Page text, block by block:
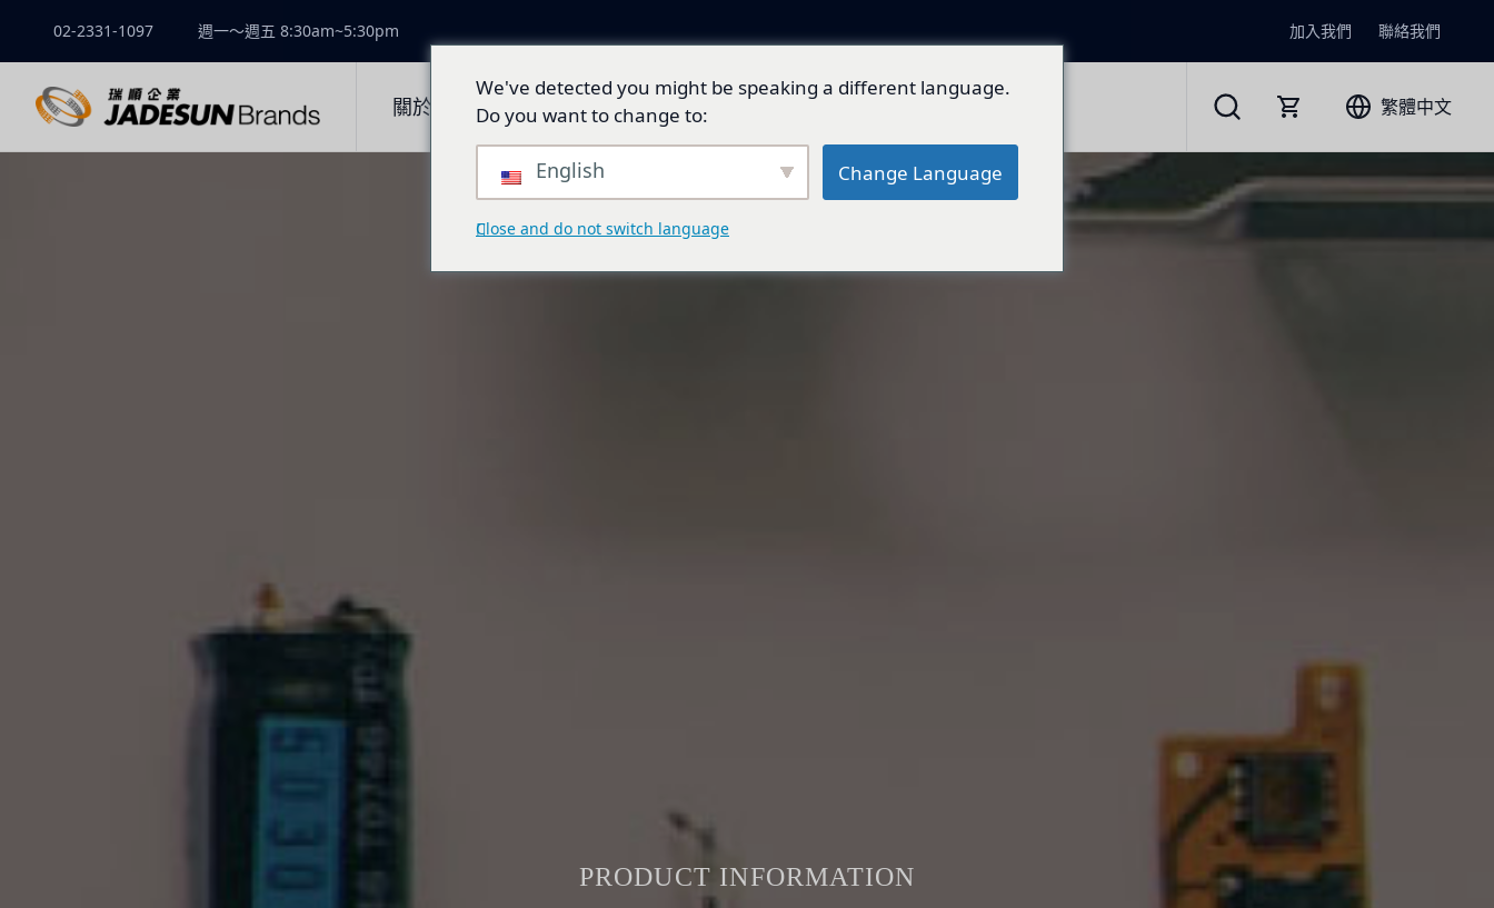
02-2331-1097 週一～週五 8:30am~5:30pm 加入我們 聯絡我們
關於瑞順 產品與解決方案 技術開發 總代理品牌 繁體中文
PRODUCT INFORMATION
We've detected you might be speaking a different language.
Do you want to change to:
English Change Language
Close and do not switch language